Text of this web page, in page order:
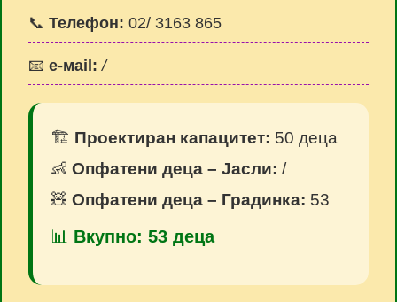
📞 Телефон: 02/ 3163 865
📧 e-мail: /
🏗️ Проектиран капацитет: 50 деца
👶 Опфатени деца – Јасли: /
🧸 Опфатени деца – Градинка: 53
📊 Вкупно: 53 деца